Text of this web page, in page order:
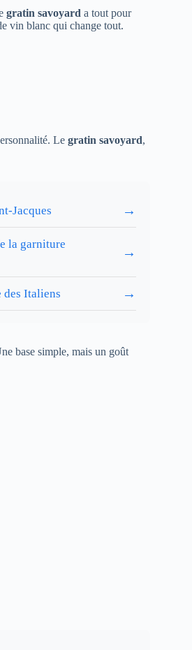
gratin savoyard a tout pour
vin blanc qui change tout.
Le gratin savoyard,
Jacques →
la garniture
→
des Italiens →
base simple, mais un goût